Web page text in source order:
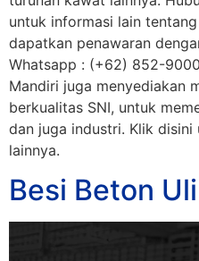
untuk informasi lain
dapatkan penawaran
Whatsapp : (+62) 852-
Mandiri juga menyediakan
berkualitas SNI, untuk
dan juga industri. Klik
lainnya.
Besi Beton